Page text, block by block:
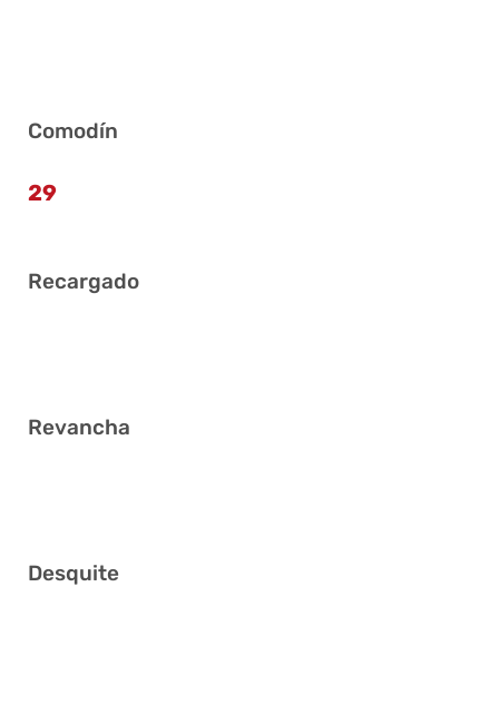
Comodín
29
Recargado
Revancha
Desquite